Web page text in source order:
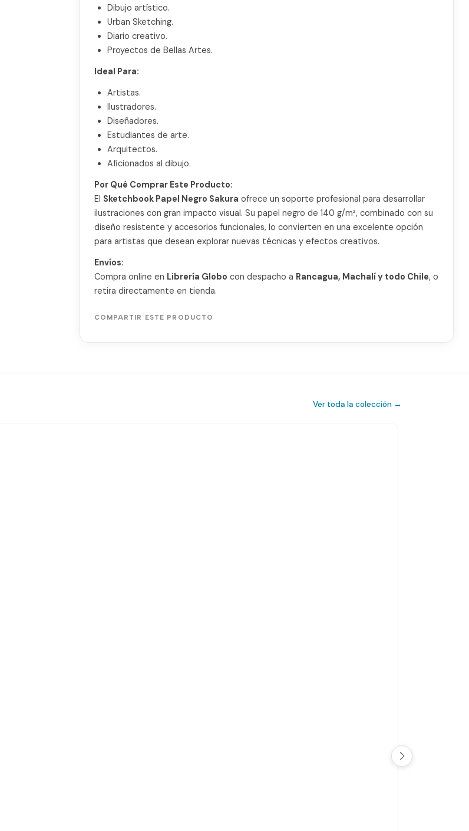
Dibujo artístico.
Urban Sketching.
Diario creativo.
Proyectos de Bellas Artes.
Ideal Para:
Artistas.
Ilustradores.
Diseñadores.
Estudiantes de arte.
Arquitectos.
Aficionados al dibujo.
Por Qué Comprar Este Producto:
El Sketchbook Papel Negro Sakura ofrece un soporte profesional para desarrollar
ilustraciones con gran impacto visual. Su papel negro de 140 g/m², combinado con su
diseño resistente y accesorios funcionales, lo convierten en una excelente opción
para artistas que desean explorar nuevas técnicas y efectos creativos.
Envíos:
Compra online en Librería Globo con despacho a Rancagua, Machalí y todo Chile, o
retira directamente en tienda.
COMPARTIR ESTE PRODUCTO
Ver toda la colección →